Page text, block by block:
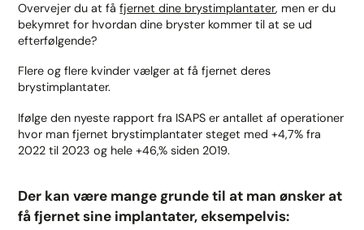
Overvejer du at fåfjernet dine brystimplantater, men er du
bekymret for hvordan dine bryster kommer til at se ud
efterfølgende?
Flere og flere kvinder vælger at få fjernet deres
brystimplantater.
Ifølge den nyeste rapport fra ISAPS er antallet af operationer
hvor man fjernet brystimplantater steget med +4,7% fra
2022 til 2023 og hele +46,% siden 2019.
Der kan være mange grunde til at man ønsker at
få fjernet sine implantater, eksempelvis: